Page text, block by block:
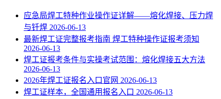
应急局焊工特种作业操作证详解——熔化焊接、压力焊
与钎焊 2026-06-13
最新焊工证完整报考指南 焊工特种操作证报考须知
2026-06-13
焊工证报考条件与实操考试范围：熔化焊接五大方法
2026-06-13
2026年焊工证报名入口官网 2026-06-13
焊工证样本，全国通用报名入口 2026-06-13